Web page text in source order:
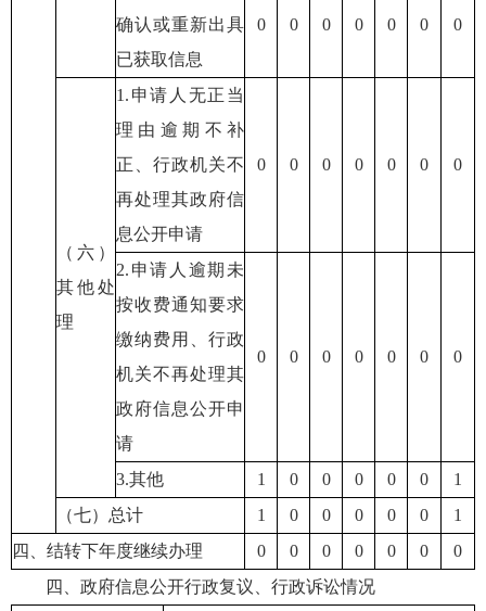
确认或重新出具
已获取信息
0 0 0 0 0 0 0
（六）
其他处
理
1.申请人无正当
理由逾期不补
正、行政机关不
再处理其政府信
息公开申请
0 0 0 0 0 0 0
2.申请人逾期未
按收费通知要求
缴纳费用、行政
机关不再处理其
政府信息公开申
请
0 0 0 0 0 0 0
3.其他 1 0 0 0 0 0
1
（七）总计
1 0 0 0 0 0
1
四、结转下年度继续办理
0 0 0 0 0 0
0
四、政府信息公开行政复议、行政诉讼情况